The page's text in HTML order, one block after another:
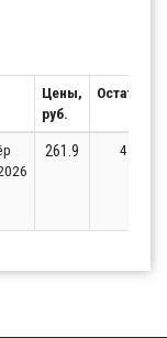
Цены,
руб.
Остаток
261.9 4